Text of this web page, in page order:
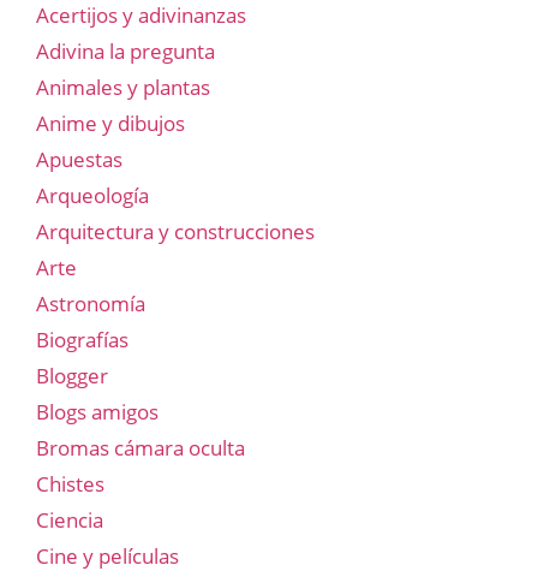
Acertijos y adivinanzas
Adivina la pregunta
Animales y plantas
Anime y dibujos
Apuestas
Arqueología
Arquitectura y construcciones
Arte
Astronomía
Biografías
Blogger
Blogs amigos
Bromas cámara oculta
Chistes
Ciencia
Cine y películas